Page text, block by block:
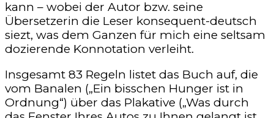
kann – wobei der Autor bzw. seine
Übersetzerin die Leser konsequent-deutsch
siezt, was dem Ganzen für mich eine seltsam
dozierende Konnotation verleiht.
Insgesamt 83 Regeln listet das Buch auf, die
vom Banalen („Ein bisschen Hunger ist in
Ordnung“) über das Plakative („Was durch